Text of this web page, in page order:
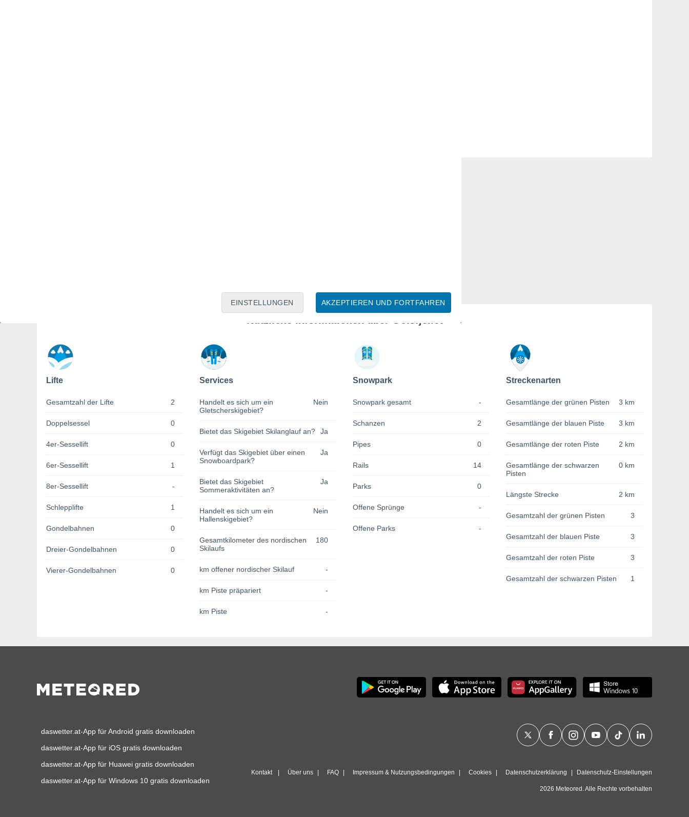
AKZEPTIEREN UND FORTFAHREN
EINSTELLUNGEN
Lifte
Gesamtzahl der Lifte 2
Doppelsessel 0
4er-Sessellift 0
6er-Sessellift 1
8er-Sessellift -
Schlepplifte 1
Gondelbahnen 0
Dreier-Gondelbahnen 0
Vierer-Gondelbahnen 0
Services
Handelt es sich um ein
Gletscherskigebiet?
Nein
Bietet das Skigebiet Skilanglauf an? Ja
Verfügt das Skigebiet über einen
Snowboardpark?
Ja
Bietet das Skigebiet
Sommeraktivitäten an?
Ja
Handelt es sich um ein
Hallenskigebiet?
Nein
Gesamtkilometer des nordischen
Skilaufs
180
km offener nordischer Skilauf -
km Piste präpariert -
km Piste -
Snowpark
Snowpark gesamt -
Schanzen 2
Pipes 0
Rails 14
Parks 0
Offene Sprünge -
Offene Parks -
Streckenarten
Gesamtlänge der grünen Pisten 3 km
Gesamtlänge der blauen Piste 3 km
Gesamtlänge der roten Piste 2 km
Gesamtlänge der schwarzen
Pisten
0 km
Längste Strecke 2 km
Gesamtzahl der grünen Pisten 3
Gesamtzahl der blauen Piste 3
Gesamtzahl der roten Piste 3
Gesamtzahl der schwarzen Pisten 1
daswetter.at-App für Android gratis downloaden
daswetter.at-App für iOS gratis downloaden
daswetter.at-App für Huawei gratis downloaden
daswetter.at-App für Windows 10 gratis downloaden
Kontakt Über uns FAQ Impressum & Nutzungsbedingungen Cookies Datenschutzerklärung Datenschutz-Einstellungen
2026 Meteored. Alle Rechte vorbehalten